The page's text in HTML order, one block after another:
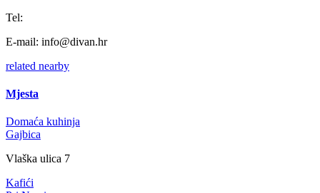
Tel:
E-mail: info@divan.hr
related nearby
Mjesta
Domaća kuhinja
Gajbica
Vlaška ulica 7
Kafići